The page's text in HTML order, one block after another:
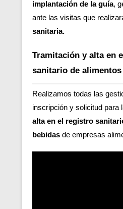
implantación de la guía,
ante las visitas que
sanitaria.
Tramitación y alta en
sanitario de alimentos
Realizamos todas las
inscripción y solicitud para
alta en el registro
bebidas de empresas